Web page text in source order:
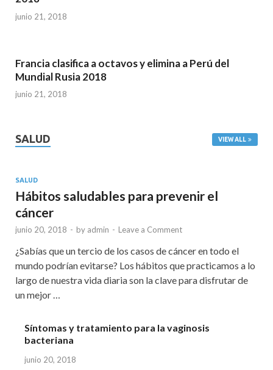
junio 21, 2018
Francia clasifica a octavos y elimina a Perú del
Mundial Rusia 2018
junio 21, 2018
SALUD VIEW ALL
SALUD
Hábitos saludables para prevenir el
cáncer
junio 20, 2018 - by admin - Leave a Comment
¿Sabías que un tercio de los casos de cáncer en todo el
mundo podrían evitarse? Los hábitos que practicamos a lo
largo de nuestra vida diaria son la clave para disfrutar de
un mejor …
Síntomas y tratamiento para la vaginosis
bacteriana
junio 20, 2018